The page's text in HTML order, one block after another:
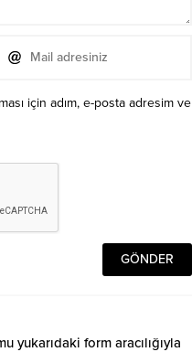
için adım, e-posta adresim ve
yukarıdaki form aracılığıyla